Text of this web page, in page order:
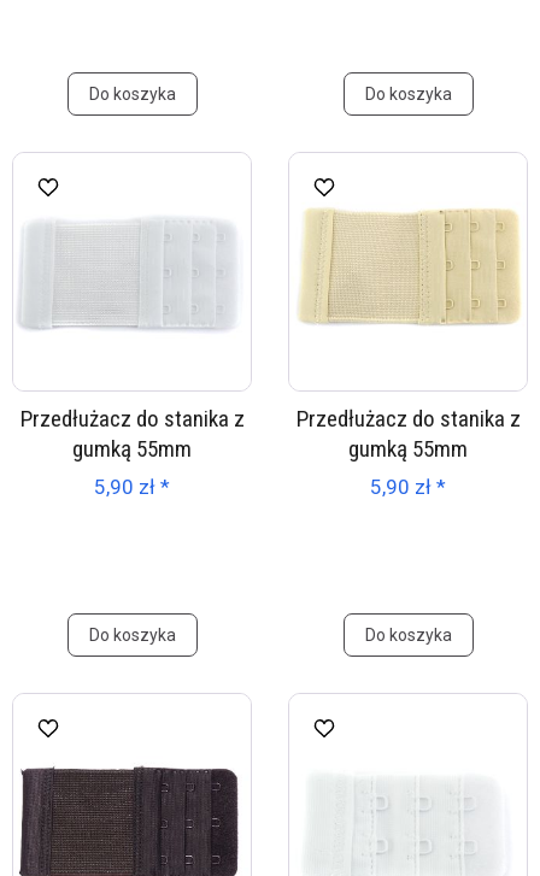
Do koszyka Do koszyka
Przedłużacz do stanika z
gumką 55mm
5,90 zł *
Do koszyka
Przedłużacz do stanika z
gumką 55mm
5,90 zł *
Do koszyka